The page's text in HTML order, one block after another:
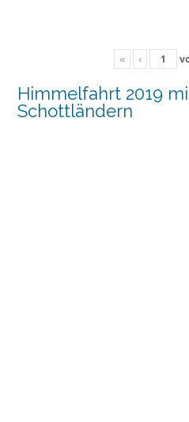
« ‹
Himmelfahrt 2019
Schottländern